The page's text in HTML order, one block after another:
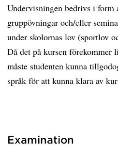
Undervisningen bedrivs i form
gruppövningar och/eller
under skolornas lov (sportlov
Då det på kursen förekommer
måste studenten kunna
språk för att kunna klara av
Examination